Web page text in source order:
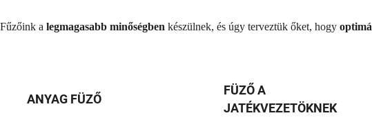
a legmagasabb minőségben készülnek, és úgy terveztük őket, hogy
ANYAG FÜZŐ
FÜZŐ A
JATÉKVEZETÖKNEK